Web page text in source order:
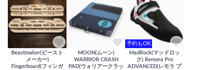
Beastmaker(ビースト
メーカー)
Fingerboard(フィンガ
MOON(ムーン)
WARRIOR CRASH
PAD(ウォリアークラッ
予約もOK
MadRock(マッドロッ
ク) Remora Pro
ADVANCED(レモラ プ